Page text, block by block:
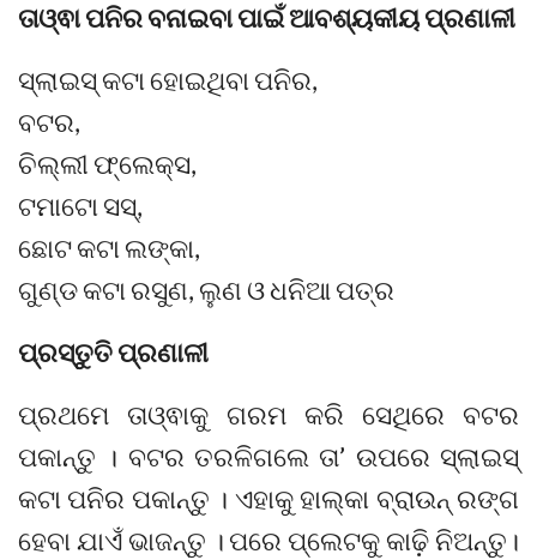
ତାଓ୍ଵା ପନିର ବନାଇବା ପାଇଁ ଆବଶ୍ୟକୀୟ ପ୍ରଣାଳୀ
ସ୍ଲାଇସ୍‌ କଟା ହୋଇଥିବା ପନିର,
ବଟର,
ଚିଲ୍ଲୀ ଫ୍ଲେକ୍ସ,
ଟମାଟୋ ସସ୍‌,
ଛୋଟ କଟା ଲଙ୍କା,
ଗୁଣ୍ଡ କଟା ରସୁଣ, ଲୁଣ ଓ ଧନିଆ ପତ୍ର
ପ୍ରସ୍ତୁତି ପ୍ରଣାଳୀ
ପ୍ରଥମେ ତାଓ୍ଵାକୁ ଗରମ କରି ସେଥିରେ ବଟର
ପକାନ୍ତୁ । ବଟର ତରଳିଗଲେ ତା’ ଉପରେ ସ୍ଲାଇସ୍‌
କଟା ପନିର ପକାନ୍ତୁ । ଏହାକୁ ହାଲ୍‌କା ବ୍ରାଉନ୍‌ ରଙ୍ଗ
ହେବା ଯାଏଁ ଭାଜନ୍ତୁ । ପରେ ପ୍ଲେଟକୁ କାଢ଼ି ନିଅନ୍ତୁ।